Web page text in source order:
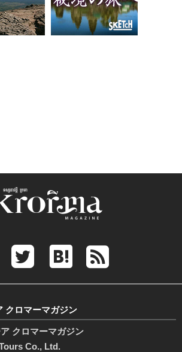
クロマーマガジン
クロマーマガジン
Co., Ltd.